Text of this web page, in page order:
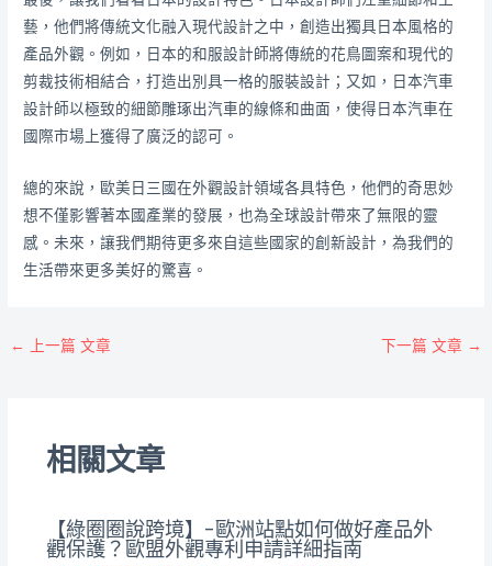
藝，他們將傳統文化融入現代設計之中，創造出獨具日本風格的
產品外觀。例如，日本的和服設計師將傳統的花鳥圖案和現代的
剪裁技術相結合，打造出別具一格的服裝設計；又如，日本汽車
設計師以極致的細節雕琢出汽車的線條和曲面，使得日本汽車在
國際市場上獲得了廣泛的認可。
總的來說，歐美日三國在外觀設計領域各具特色，他們的奇思妙
想不僅影響著本國產業的發展，也為全球設計帶來了無限的靈
感。未來，讓我們期待更多來自這些國家的創新設計，為我們的
生活帶來更多美好的驚喜。
← 上一篇 文章 下一篇 文章 →
相關文章
【綠圈圈說跨境】-歐洲站點如何做好產品外
觀保護？歐盟外觀專利申請詳細指南